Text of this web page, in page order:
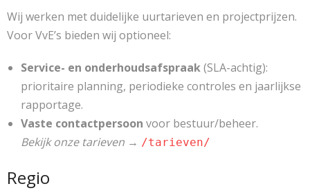
Wij werken met duidelijke uurtarieven en projectprijzen.
Voor VvE’s bieden wij optioneel:
Service- en onderhoudsafspraak(SLA-achtig):
prioritaire planning, periodieke controles en jaarlijkse
rapportage.
Vaste contactpersoon voor bestuur/beheer.
Bekijk onze tarieven → /tarieven/
Regio